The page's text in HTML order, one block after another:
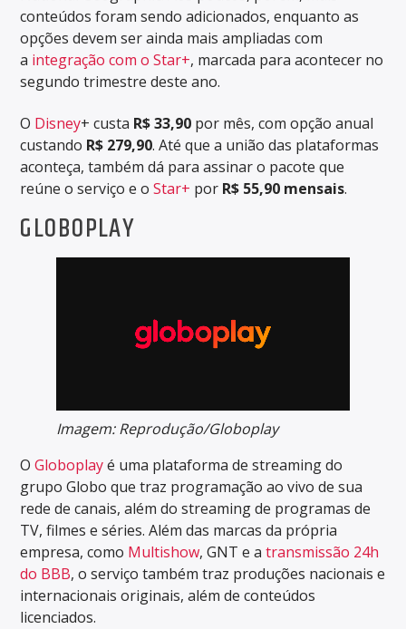
conteúdos foram sendo adicionados, enquanto as
opções devem ser ainda mais ampliadas com
a integração com o Star+, marcada para acontecer no
segundo trimestre deste ano.
O Disney+ custa R$ 33,90 por mês, com opção anual
custando R$ 279,90. Até que a união das plataformas
aconteça, também dá para assinar o pacote que
reúne o serviço e oStar+ por R$ 55,90 mensais.
GLOBOPLAY
Imagem: Reprodução/Globoplay
OGloboplayé uma plataforma de streaming do
grupo Globo que traz programação ao vivo de sua
rede de canais, além do streaming de programas de
TV, filmes e séries. Além das marcas da própria
empresa, como Multishow, GNT e atransmissão 24h
do BBB, o serviço também traz produções nacionais e
internacionais originais, além de conteúdos
licenciados.